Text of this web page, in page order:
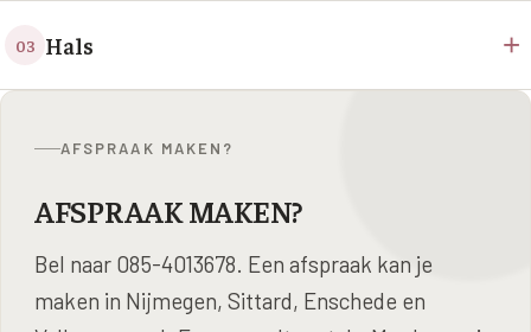
03 Hals +
AFSPRAAK MAKEN?
AFSPRAAK MAKEN?
Bel naar 085-4013678. Een afspraak kan je
maken in Nijmegen, Sittard, Enschede en